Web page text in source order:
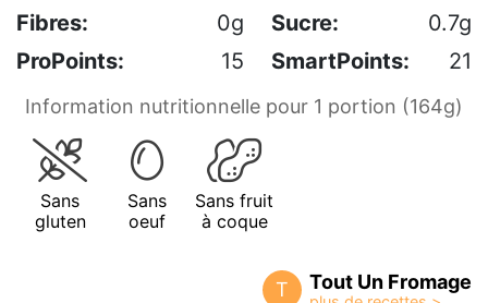
Fibres:
0g Sucre:
0.7g
ProPoints:
15 SmartPoints: 21
Information nutritionnelle pour 1 portion (164g)
Sans
gluten
Sans
oeuf
Sans fruit
à coque
T Tout Un Fromage